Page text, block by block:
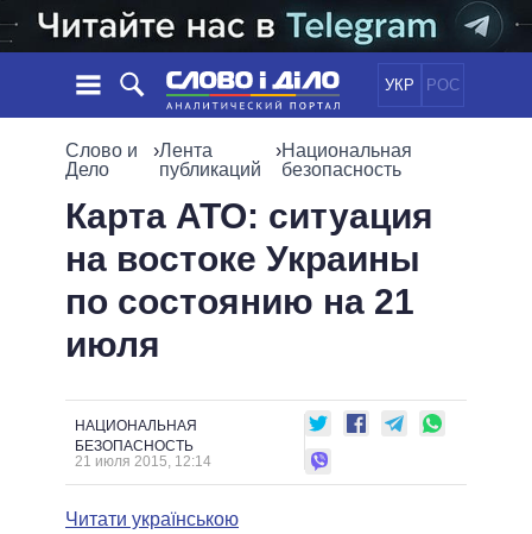
УКР РОС
НОВОСТИ
СОБЫТИЯ
СТАТЬИ
МНЕНИЯ
ОБЗОРЫ
ЭКОНОМИКА
ОБЩЕСТВО
МИР
ОБЕЩАНИЯ
ПОЛИТИКИ
ВСЕ ПОЛИТИКИ
ПРЕЗИДЕНТ И ОФИС
ГЛАВЫ ОБЛАДМИНИСТРАЦИЙ
МЭРЫ
ВСЕ ПЕРСОНЫ
ИНФОГРАФИКА
ПОДДЕРЖАТЬ
СРАВНЕНИЕ ПОЛИТИКОВ
Слово и
Дело
›Лента
публикаций
›Национальная
безопасность
Карта АТО: ситуация
на востоке Украины
по состоянию на 21
июля
НАЦИОНАЛЬНАЯ
БЕЗОПАСНОСТЬ
21 июля 2015, 12:14
Читати українською